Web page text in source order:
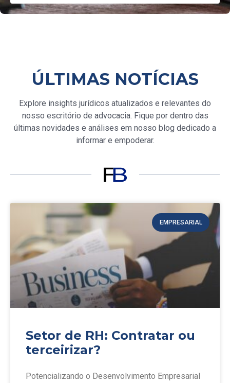
ÚLTIMAS NOTÍCIAS
Explore insights jurídicos atualizados e relevantes do
nosso escritório de advocacia. Fique por dentro das
últimas novidades e análises em nosso blog dedicado a
informar e empoderar.
EMPRESARIAL
Setor de RH: Contratar ou
terceirizar?
Potencializando o Desenvolvimento Empresarial